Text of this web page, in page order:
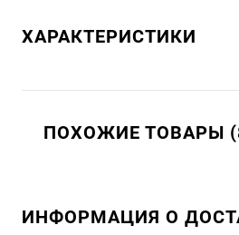
ХАРАКТЕРИСТИКИ
ПОХОЖИЕ ТОВАРЫ
ИНФОРМАЦИЯ О